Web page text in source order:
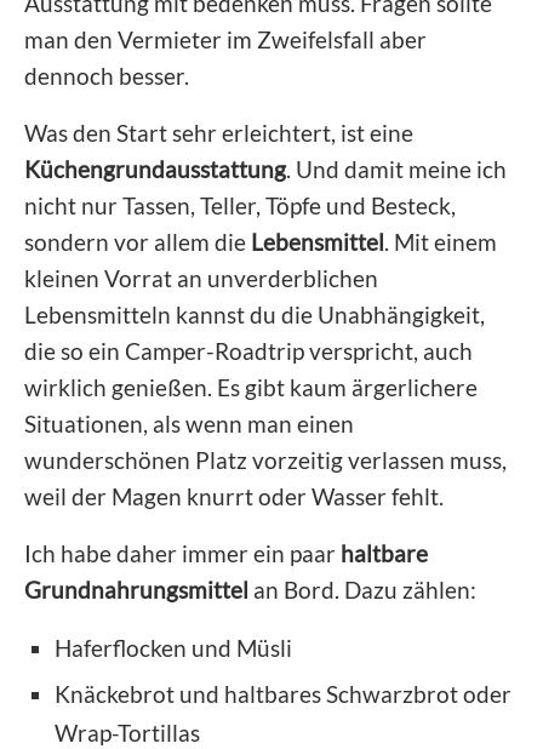
man den Vermieter im Zweifelsfall aber
dennoch besser.
Was den Start sehr erleichtert, ist eine
Küchengrundausstattung. Und damit meine ich
nicht nur Tassen, Teller, Töpfe und Besteck,
sondern vor allem die Lebensmittel . Mit einem
kleinen Vorrat an unverderblichen
Lebensmitteln kannst du die Unabhängigkeit,
die so ein Camper-Roadtrip verspricht, auch
wirklich genießen. Es gibt kaum ärgerlichere
Situationen, als wenn man einen
wunderschönen Platz vorzeitig verlassen muss,
weil der Magen knurrt oder Wasser fehlt.
Ich habe daher immer ein paar haltbare
Grundnahrungsmittel an Bord. Dazu zählen:
Haferflocken und Müsli
Knäckebrot und haltbares Schwarzbrot oder
Wrap-Tortillas